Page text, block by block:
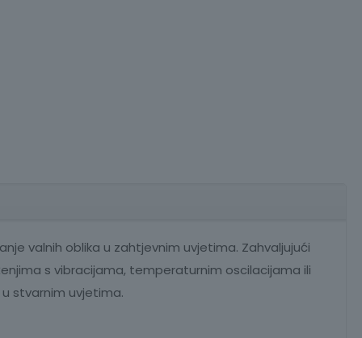
valnih oblika u zahtjevnim uvjetima. Zahvaljujući
s vibracijama, temperaturnim oscilacijama ili
stvarnim uvjetima.